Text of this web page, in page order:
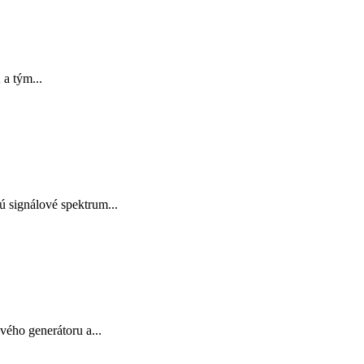
a tým...
signálové spektrum...
generátoru a...